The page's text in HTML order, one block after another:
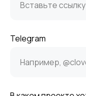
Telegram